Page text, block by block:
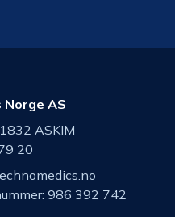
Norge AS
ASKIM
20
986 392 742